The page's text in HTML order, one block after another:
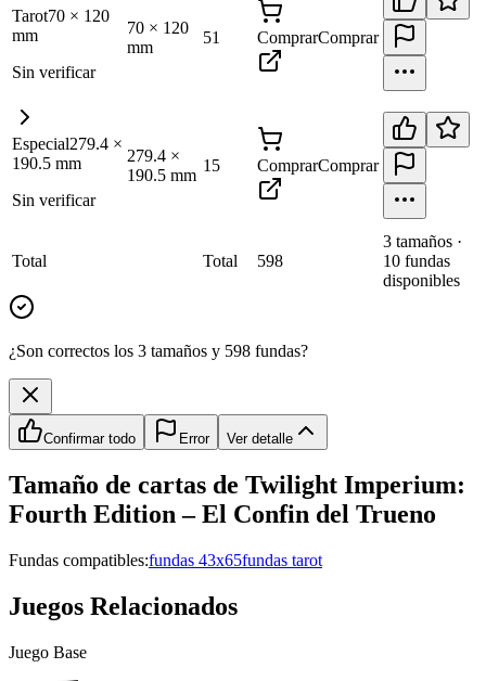
Tarot70 × 120
mm
Sin verificar
70 × 120
mm
51 ComprarComprar
Especial279.4 ×
190.5 mm
Sin verificar
279.4 ×
190.5 mm
15 ComprarComprar
Total Total 598
3 tamaños ·
10 fundas
disponibles
¿Son correctos los 3 tamaños y 598 fundas?
Confirmar todo Error Ver detalle
Tamaño de cartas de Twilight Imperium:
Fourth Edition – El Confin del Trueno
Fundas compatibles:fundas 43x65fundas tarot
Juegos Relacionados
Juego Base